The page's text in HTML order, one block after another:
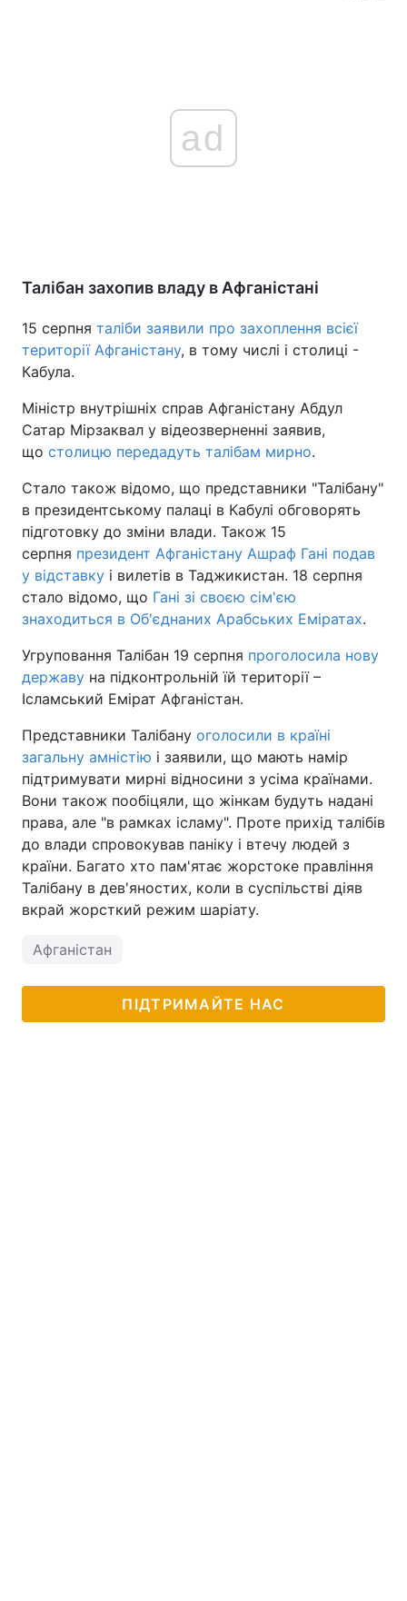
ad
Талібан захопив владу в Афганістані
15 серпня таліби заявили про захоплення всієї
території Афганістану, в тому числі і столиці -
Кабула.
Міністр внутрішніх справ Афганістану Абдул
Сатар Мірзаквал у відеозверненні заявив,
що столицю передадуть талібам мирно.
Стало також відомо, що представники "Талібану"
в президентському палаці в Кабулі обговорять
підготовку до зміни влади. Також 15
серпня президент Афганістану Ашраф Гані подав
у відставку і вилетів в Таджикистан. 18 серпня
стало відомо, що Гані зі своєю сім'єю
знаходиться в Об'єднаних Арабських Еміратах.
Угруповання Талібан 19 серпня проголосила нову
державу на підконтрольній їй території –
Ісламський Емірат Афганістан.
Представники Талібану оголосили в країні
загальну амністію і заявили, що мають намір
підтримувати мирні відносини з усіма країнами.
Вони також пообіцяли, що жінкам будуть надані
права, але "в рамках ісламу". Проте прихід талібів
до влади спровокував паніку і втечу людей з
країни. Багато хто пам'ятає жорстоке правління
Талібану в дев'яностих, коли в суспільстві діяв
вкрай жорсткий режим шаріату.
Афганістан
ПІДТРИМАЙТЕ НАС